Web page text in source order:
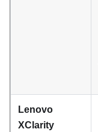
Lenovo
XClarity